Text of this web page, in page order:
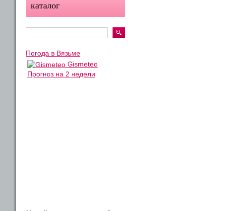
каталог
Погода в Вязьме
Gismeteo
Прогноз на 2 недели